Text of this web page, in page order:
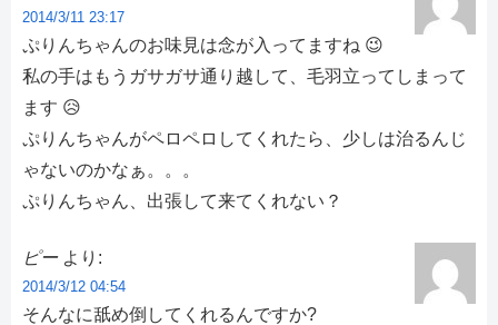
2014/3/11 23:17
ぷりんちゃんのお味見は念が入ってますね 😉
私の手はもうガサガサ通り越して、毛羽立ってしまって
ます 😥
ぷりんちゃんがペロペロしてくれたら、少しは治るんじ
ゃないのかなぁ。。。
ぷりんちゃん、出張して来てくれない？
ピー より:
2014/3/12 04:54
そんなに舐め倒してくれるんですか?